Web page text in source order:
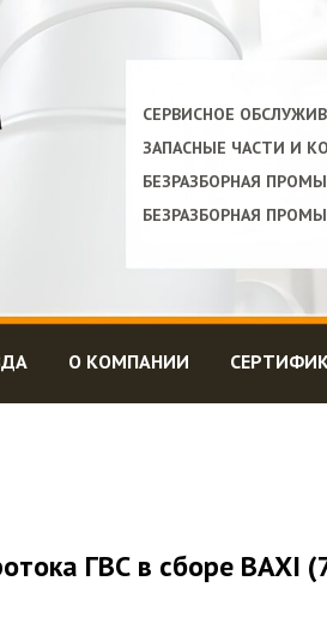
СЕРВИСНОЕ
ЗАПАСНЫЕ ЧАСТИ И
БЕЗРАЗБОРНАЯ
БЕЗРАЗБОРНАЯ
О КОМПАНИИ
ГВС в сборе BAXI